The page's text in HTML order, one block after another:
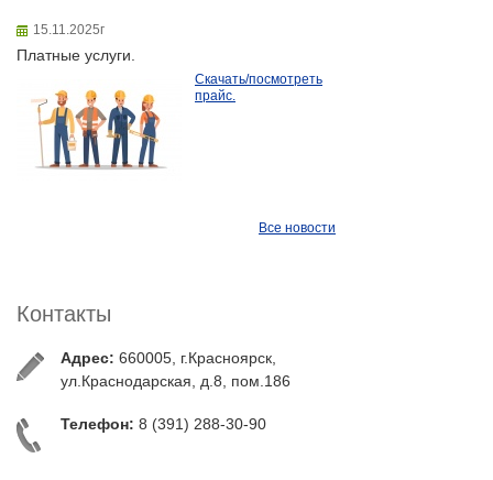
15.11.2025г
Платные услуги.
Скачать/посмотреть
прайс.
Все новости
Контакты
Адрес: 660005, г.Красноярск,
ул.Краснодарская, д.8, пом.186
Телефон: 8 (391) 288-30-90